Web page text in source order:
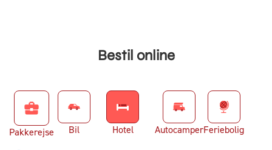
Bestil online
business_center
Pakkerejse Bil Hotel AutocamperFeriebolig